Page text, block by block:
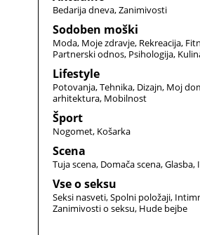
Bedarija dneva Zanimivosti
Sodoben moški
Moda Moje zdravje Rekreacija
Partnerski odnos Psihologija
Lifestyle
Potovanja Tehnika Dizajn Moj
arhitektura Mobilnost
Šport
Nogomet Košarka
Scena
Tuja scena Domača scena Glasba
Vse o seksu
Seksi nasveti Spolni položaji
Zanimivosti o seksu Hude bejbe